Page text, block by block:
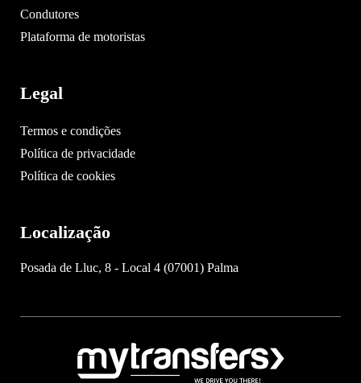
Condutores
Plataforma de motoristas
Legal
Termos e condições
Política de privacidade
Política de cookies
Localização
Posada de Lluc, 8 - Local 4 (07001) Palma